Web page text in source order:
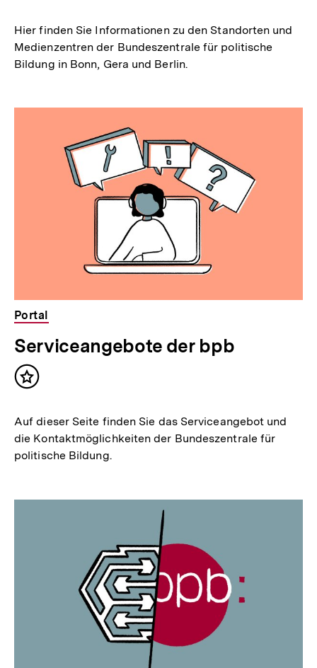
Hier finden Sie Informationen zu den Standorten und
Medienzentren der Bundeszentrale für politische
Bildung in Bonn, Gera und Berlin.
Portal
Serviceangebote der bpb
Inhalt
Auf dieser Seite finden Sie das Serviceangebot und
die Kontaktmöglichkeiten der Bundeszentrale für
politische Bildung.